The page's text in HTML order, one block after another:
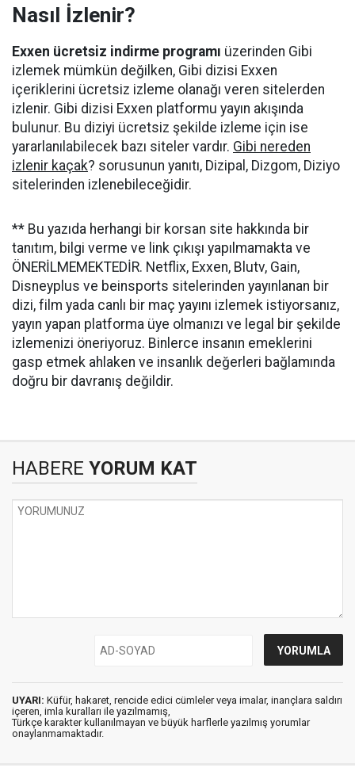
Nasıl İzlenir?
Exxen ücretsiz indirme programı üzerinden Gibi
izlemek mümkün değilken, Gibi dizisi Exxen
içeriklerini ücretsiz izleme olanağı veren sitelerden
izlenir. Gibi dizisi Exxen platformu yayın akışında
bulunur. Bu diziyi ücretsiz şekilde izleme için ise
yararlanılabilecek bazı siteler vardır. Gibi nereden
izlenir kaçak? sorusunun yanıtı, Dizipal, Dizgom, Diziyo
sitelerinden izlenebileceğidir.
** Bu yazıda herhangi bir korsan site hakkında bir
tanıtım, bilgi verme ve link çıkışı yapılmamakta ve
ÖNERİLMEMEKTEDİR. Netflix, Exxen, Blutv, Gain,
Disneyplus ve beinsports sitelerinden yayınlanan bir
dizi, film yada canlı bir maç yayını izlemek istiyorsanız,
yayın yapan platforma üye olmanızı ve legal bir şekilde
izlemenizi öneriyoruz. Binlerce insanın emeklerini
gasp etmek ahlaken ve insanlık değerleri bağlamında
doğru bir davranış değildir.
HABERE YORUM KAT
UYARI: Küfür, hakaret, rencide edici cümleler veya imalar, inançlara saldırı
içeren, imla kuralları ile yazılmamış,
Türkçe karakter kullanılmayan ve büyük harflerle yazılmış yorumlar
onaylanmamaktadır.